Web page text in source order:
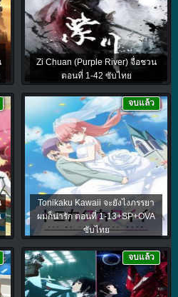
Zi Chuan (Purple River) จื่อชวน
ตอนที่ 1-42 ซับไทย
Tonikaku Kawaii จะยังไงภรรยา
ผมก็น่ารัก ตอนที่ 1-13+SP+OVA
ซับไทย
จบแล้ว
จบแล้ว